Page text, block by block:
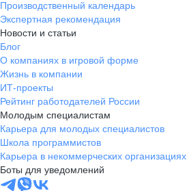
Производственный календарь
Экспертная рекомендация
Новости и статьи
Блог
О компаниях в игровой форме
Жизнь в компании
ИТ-проекты
Рейтинг работодателей России
Молодым специалистам
Карьера для молодых специалистов
Школа программистов
Карьера в некоммерческих организациях
Боты для уведомлений